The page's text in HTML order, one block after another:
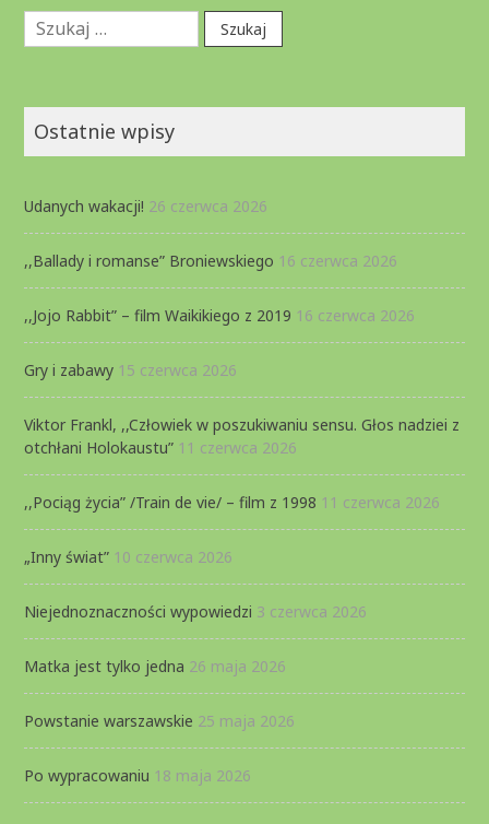
Szukaj:
Ostatnie wpisy
Udanych wakacji! 26 czerwca 2026
,,Ballady i romanse” Broniewskiego 16 czerwca 2026
,,Jojo Rabbit” – film Waikikiego z 2019 16 czerwca 2026
Gry i zabawy 15 czerwca 2026
Viktor Frankl, ,,Człowiek w poszukiwaniu sensu. Głos nadziei z
otchłani Holokaustu” 11 czerwca 2026
,,Pociąg życia” /Train de vie/ – film z 1998 11 czerwca 2026
„Inny świat” 10 czerwca 2026
Niejednoznaczności wypowiedzi 3 czerwca 2026
Matka jest tylko jedna 26 maja 2026
Powstanie warszawskie 25 maja 2026
Po wypracowaniu 18 maja 2026